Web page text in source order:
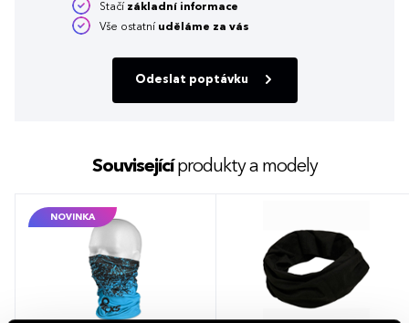
Stačí základní informace
Vše ostatní uděláme za vás
Odeslat poptávku
Souvisejícíprodukty a modely
NOVINKA